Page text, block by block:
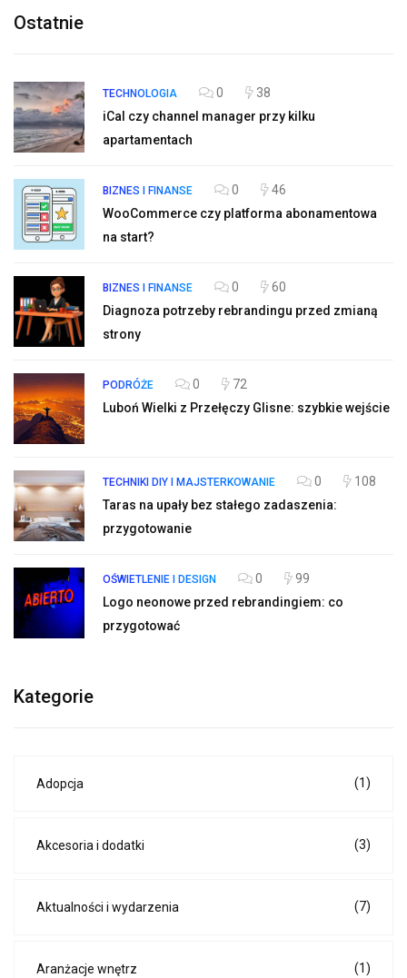
Ostatnie
TECHNOLOGIA 0
38
iCal czy channel manager przy kilku
apartamentach
BIZNES I FINANSE 0
46
WooCommerce czy platforma abonamentowa
na start?
BIZNES I FINANSE 0
60
Diagnoza potrzeby rebrandingu przed zmianą
strony
PODRÓŻE 0
72
Luboń Wielki z Przełęczy Glisne: szybkie wejście
TECHNIKI DIY I MAJSTERKOWANIE 0
108
Taras na upały bez stałego zadaszenia:
przygotowanie
OŚWIETLENIE I DESIGN 0
99
Logo neonowe przed rebrandingiem: co
przygotować
Kategorie
Adopcja (1)
Akcesoria i dodatki (3)
Aktualności i wydarzenia (7)
Aranżacje wnętrz (1)